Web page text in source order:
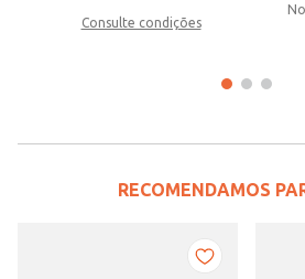
Consulte condições
RECOMENDAMOS